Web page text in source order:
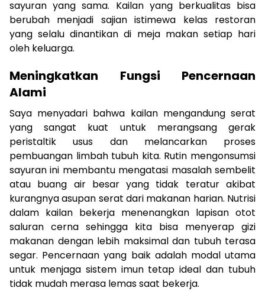
sayuran yang sama. Kailan yang berkualitas bisa
berubah menjadi sajian istimewa kelas restoran
yang selalu dinantikan di meja makan setiap hari
oleh keluarga.
Meningkatkan Fungsi Pencernaan
Alami
Saya menyadari bahwa kailan mengandung serat
yang sangat kuat untuk merangsang gerak
peristaltik usus dan melancarkan proses
pembuangan limbah tubuh kita. Rutin mengonsumsi
sayuran ini membantu mengatasi masalah sembelit
atau buang air besar yang tidak teratur akibat
kurangnya asupan serat dari makanan harian. Nutrisi
dalam kailan bekerja menenangkan lapisan otot
saluran cerna sehingga kita bisa menyerap gizi
makanan dengan lebih maksimal dan tubuh terasa
segar. Pencernaan yang baik adalah modal utama
untuk menjaga sistem imun tetap ideal dan tubuh
tidak mudah merasa lemas saat bekerja.